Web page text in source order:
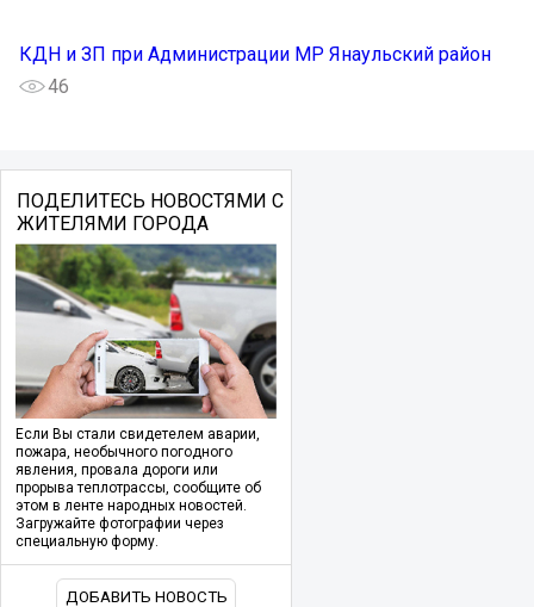
КДН и ЗП при Администрации МР Янаульский район
46
ПОДЕЛИТЕСЬ НОВОСТЯМИ С
ЖИТЕЛЯМИ ГОРОДА
Если Вы стали свидетелем аварии,
пожара, необычного погодного
явления, провала дороги или
прорыва теплотрассы, сообщите об
этом в ленте народных новостей.
Загружайте фотографии через
специальную форму.
ДОБАВИТЬ НОВОСТЬ